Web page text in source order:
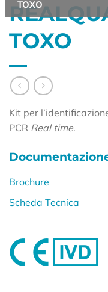
TOXO
TOXO
Kit per
PCR Real time.
Brochure
Scheda Tecnica